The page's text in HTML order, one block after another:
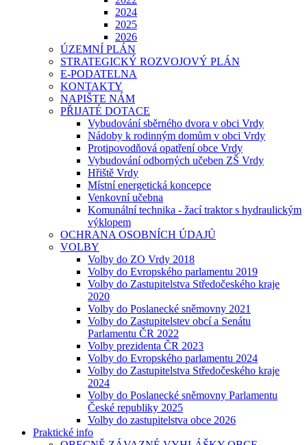
2024
2025
2026
ÚZEMNÍ PLÁN
STRATEGICKÝ ROZVOJOVÝ PLÁN
E-PODATELNA
KONTAKTY
NAPIŠTE NÁM
PŘIJATÉ DOTACE
Vybudování sběrného dvora v obci Vrdy
Nádoby k rodinným domům v obci Vrdy
Protipovodňová opatření obce Vrdy
Vybudování odborných učeben ZŠ Vrdy
Hřiště Vrdy
Místní energetická koncepce
Venkovní učebna
Komunální technika - žací traktor s hydraulickým
výklopem
OCHRANA OSOBNÍCH ÚDAJŮ
VOLBY
Volby do ZO Vrdy 2018
Volby do Evropského parlamentu 2019
Volby do Zastupitelstva Středočeského kraje
2020
Volby do Poslanecké sněmovny 2021
Volby do Zastupitelstev obcí a Senátu
Parlamentu ČR 2022
Volby prezidenta ČR 2023
Volby do Evropského parlamentu 2024
Volby do Zastupitelstva Středočeského kraje
2024
Volby do Poslanecké sněmovny Parlamentu
České republiky 2025
Volby do zastupitelstva obce 2026
Praktické info